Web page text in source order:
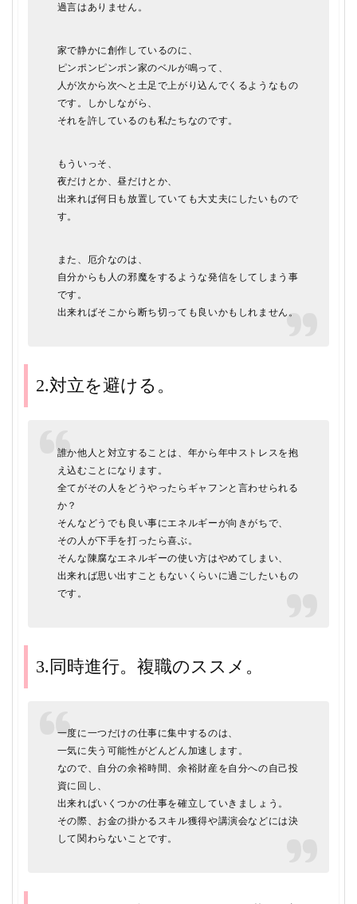
過言はありません。
家で静かに創作しているのに、
ピンポンピンポン家のベルが鳴って、
人が次から次へと土足で上がり込んでくるようなもの
です。しかしながら、
それを許しているのも私たちなのです。
もういっそ、
夜だけとか、昼だけとか、
出来れば何日も放置していても大丈夫にしたいもので
す。
また、厄介なのは、
自分からも人の邪魔をするような発信をしてしまう事
です。
出来ればそこから断ち切っても良いかもしれません。
2.対立を避ける。
誰か他人と対立することは、年から年中ストレスを抱
え込むことになります。
全てがその人をどうやったらギャフンと言わせられる
か？
そんなどうでも良い事にエネルギーが向きがちで、
その人が下手を打ったら喜ぶ。
そんな陳腐なエネルギーの使い方はやめてしまい、
出来れば思い出すこともないくらいに過ごしたいもの
です。
3.同時進行。複職のススメ。
一度に一つだけの仕事に集中するのは、
一気に失う可能性がどんどん加速します。
なので、自分の余裕時間、余裕財産を自分への自己投
資に回し、
出来ればいくつかの仕事を確立していきましょう。
その際、お金の掛かるスキル獲得や講演会などには決
して関わらないことです。